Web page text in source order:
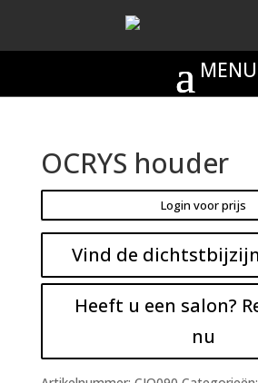
OCRYS houder
Login voor prijs
Vind de
Heeft u een salon?
nu